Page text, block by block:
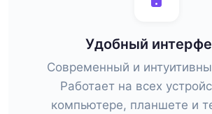
Удобный
Современный и
Работает на всех
компьютере, планшете и